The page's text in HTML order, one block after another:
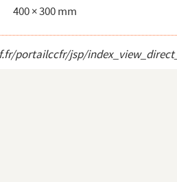
400 × 300 mm
portailccfr/jsp/